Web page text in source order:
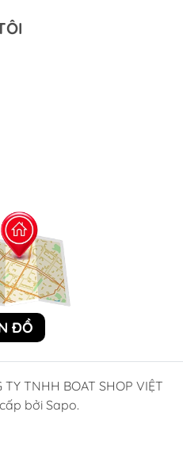
ĐỒ
TNHH BOAT SHOP VIỆT
bởi Sapo.